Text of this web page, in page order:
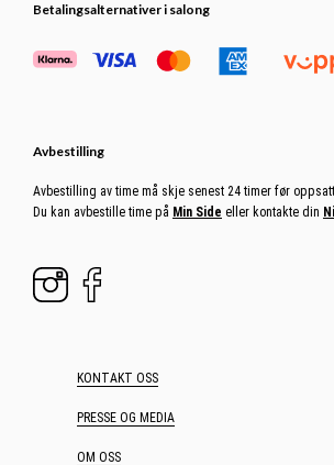
Betalingsalternativer i salong
Avbestilling
Avbestilling av time må skje senest 24 timer før
Du kan avbestille time på Min Side eller kontakte din
KONTAKT OSS
PRESSE OG MEDIA
OM OSS